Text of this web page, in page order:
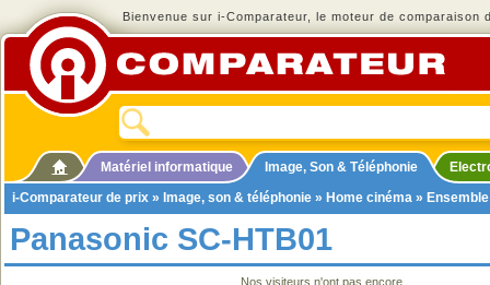
Bienvenue sur i-Comparateur, le moteur de comparaison
Matériel informatique Image, Son & Téléphonie
i-Comparateur de prix » Image, son & téléphonie » Home cinéma »
Panasonic SC-HTB01
Nos visiteurs n'ont pas encore